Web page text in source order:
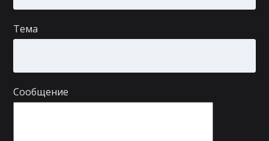
Тема
Сообщение